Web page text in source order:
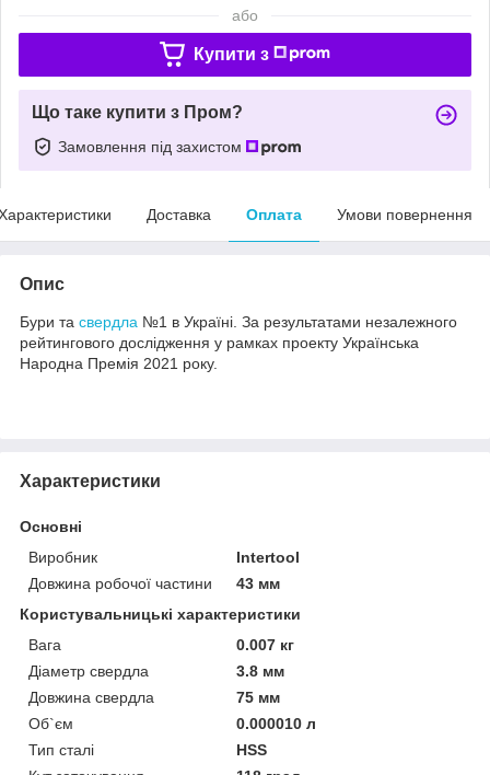
або
Купити з
Що таке купити з Пром?
Замовлення під захистом
Доставка Оплата Умови повернення
Опис
Бури та свердла №1 в Україні. За результатами незалежного
рейтингового дослідження у рамках проекту Українська
Народна Премія 2021 року.
Характеристики
Основні
Виробник
Intertool
Довжина робочої частини
43 мм
Користувальницькі характеристики
Вага
0.007 кг
Діаметр свердла
3.8 мм
Довжина свердла
75 мм
Об`єм
0.000010 л
Тип сталі
HSS